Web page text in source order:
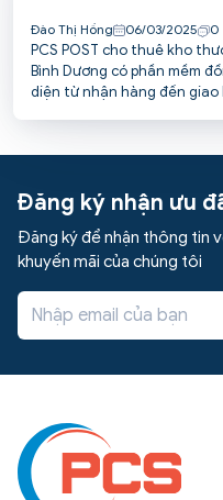
Đào Thị Hồng 06/03/2025 0
PCS POST cho thuê kho
Bình Dương có phần mềm
diện từ nhận hàng đến giao
Đăng ký nhận ưu
Đăng ký để nhận thông tin
khuyến mãi của chúng tôi